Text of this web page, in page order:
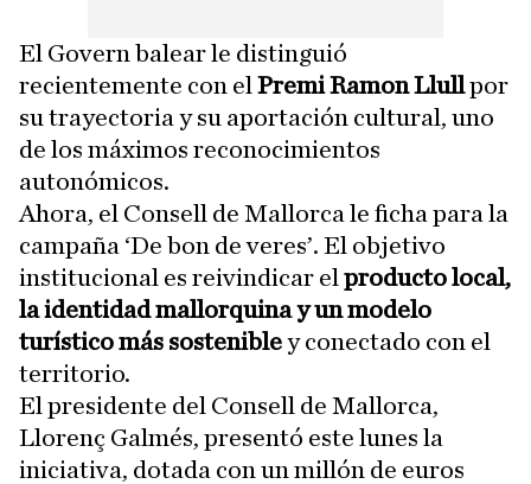
El Govern balear le distinguió
recientemente con el Premi Ramon Llullpor
su trayectoria y su aportación cultural, uno
de los máximos reconocimientos
autonómicos.
Ahora, el Consell de Mallorca le ficha para la
campaña ‘De bon de veres’. El objetivo
institucional es reivindicar el producto local,
la identidad mallorquina y un modelo
turístico más sostenibley conectado con el
territorio.
El presidente del Consell de Mallorca,
Llorenç Galmés, presentó este lunes la
iniciativa, dotada con un millón de euros